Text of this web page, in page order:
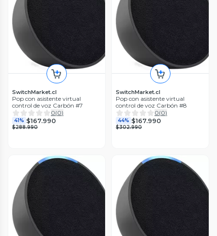
SwitchMarket.cl
Pop con asistente virtual
control de voz Carbón #7
0(0)
41% $167.990
$288.990
SwitchMarket.cl
Pop con asistente virtual
control de voz Carbón #8
0(0)
44% $167.990
$302.990